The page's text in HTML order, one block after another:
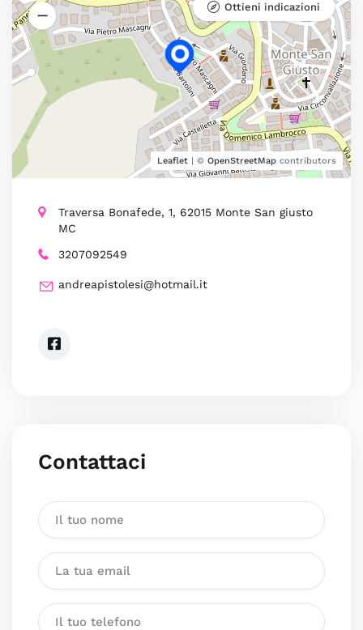
Leaflet | © OpenStreetMap contributors
Ottieni indicazioni
Traversa Bonafede, 1, 62015 Monte San giusto
MC
3207092549
andreapistolesi@hotmail.it
Contattaci